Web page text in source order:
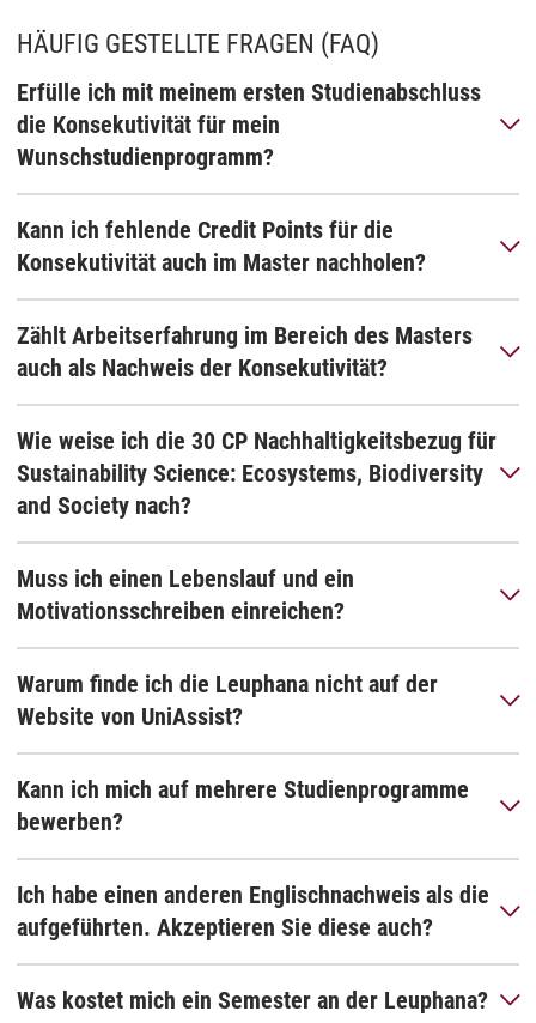
HÄUFIG GESTELLTE FRAGEN (FAQ)
Erfülle ich mit meinem ersten Studienabschluss
die Konsekutivität für mein
Wunschstudienprogramm?
Kann ich fehlende Credit Points für die
Konsekutivität auch im Master nachholen?
Zählt Arbeitserfahrung im Bereich des Masters
auch als Nachweis der Konsekutivität?
Wie weise ich die 30 CP Nachhaltigkeitsbezug für
Sustainability Science: Ecosystems, Biodiversity
and Society nach?
Muss ich einen Lebenslauf und ein
Motivationsschreiben einreichen?
Warum finde ich die Leuphana nicht auf der
Website von UniAssist?
Kann ich mich auf mehrere Studienprogramme
bewerben?
Ich habe einen anderen Englischnachweis als die
aufgeführten. Akzeptieren Sie diese auch?
Was kostet mich ein Semester an der Leuphana?